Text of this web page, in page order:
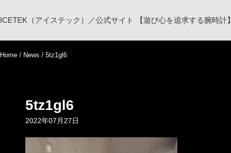
ICETEK（アイステック）／公式サイト 【遊び心を追求する腕時計】
Home / News / 5tz1gl6
5tz1gl6
2022年07月27日